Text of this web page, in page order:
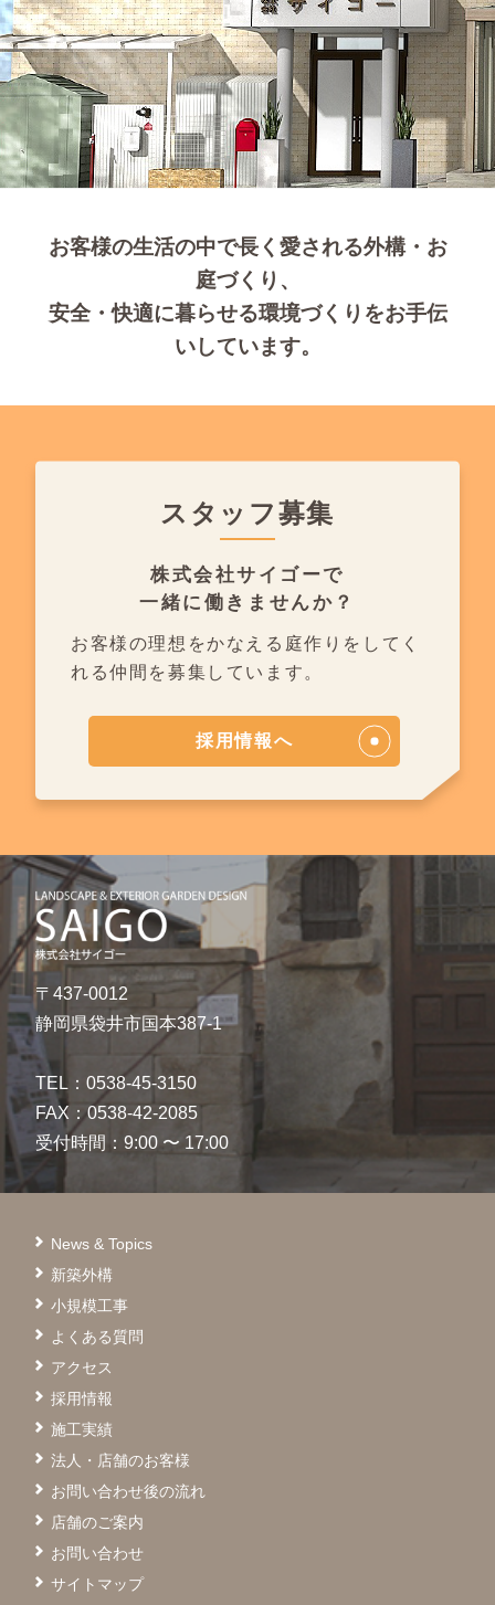
お客様の生活の中で長く愛される外構・お
庭づくり、
安全・快適に暮らせる環境づくりをお手伝
いしています。
スタッフ募集
株式会社サイゴーで
一緒に働きませんか？
お客様の理想をかなえる庭作りを してく
れる仲間を募集しています。
採用情報へ
〒437-0012
静岡県袋井市国本387-1
TEL：0538-45-3150
FAX：0538-42-2085
受付時間：9:00 〜 17:00
News & Topics
新築外構
小規模工事
よくある質問
アクセス
採用情報
施工実績
法人・店舗のお客様
お問い合わせ後の流れ
店舗のご案内
お問い合わせ
サイトマップ